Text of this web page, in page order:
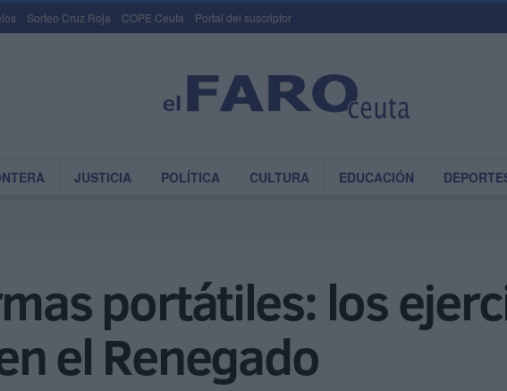
Sorteo Cruz Roja COPE Ceuta Portal del suscriptor
JUSTICIA POLÍTICA CULTURA EDUCACIÓN
portátiles: los
el Renegado